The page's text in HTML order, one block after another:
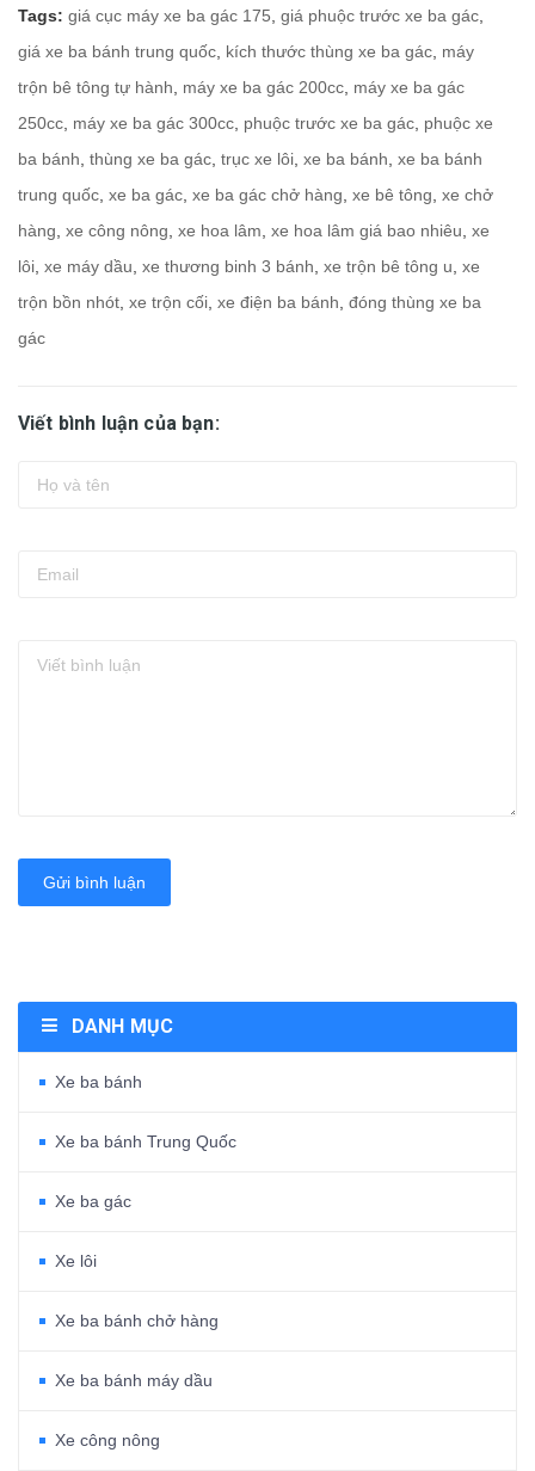
Tags: giá cục máy xe ba gác 175 giá phuộc trước xe ba gác
giá xe ba bánh trung quốc kích thước thùng xe ba gác máy
trộn bê tông tự hành
máy xe ba gác 200cc máy xe ba gác
250cc máy xe ba gác 300cc phuộc trước xe ba gác phuộc xe
ba bánh thùng xe ba gác trục xe lôi xe ba bánh xe ba bánh
trung quốc xe ba gác xe ba gác chở hàng xe bê tông xe chở
hàng xe công nông xe hoa lâm xe hoa lâm giá bao nhiêu xe
lôi xe máy dầu xe thương binh 3 bánh xe trộn bê tông u xe
trộn bồn nhót xe trộn cối xe điện ba bánh đóng thùng xe ba
gác
Viết bình luận của bạn:
Gửi bình luận
DANH MỤC
Xe ba bánh
Xe ba bánh Trung Quốc
Xe ba gác
Xe lôi
Xe ba bánh chở hàng
Xe ba bánh máy dầu
Xe công nông